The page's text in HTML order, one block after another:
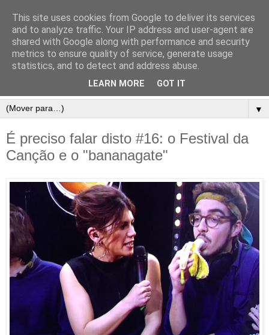
▼
É preciso falar disto #16: o Festival da
Canção e o "bananagate"
This site uses cookies from Google to deliver its services
and to analyze traffic. Your IP address and user-agent are
shared with Google along with performance and security
metrics to ensure quality of service, generate usage
statistics, and to detect and address abuse.
LEARN MORE GOT IT